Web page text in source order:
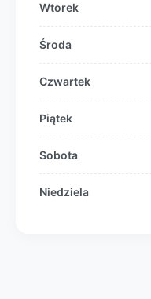
Wtorek
Środa
Czwartek
Piątek
Sobota
Niedziela